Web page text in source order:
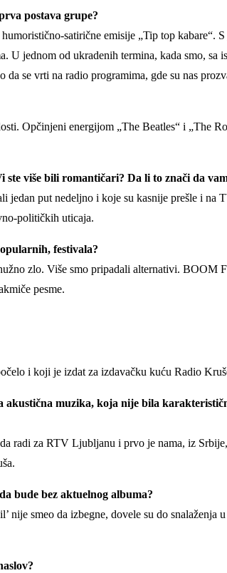
postava grupe?
satirične emisije „Tip top
jednom od ukradenih termina, kada smo,
se vrti na radio programima, gde su nas
Opčinjeni energijom „The Beatles“ i „The
više bili romantičari? Da li to znači da
jedan put nedeljno i koje su kasnije prešle i
političkih uticaja.
festivala?
zlo. Više smo pripadali alternativi.
pesme.
i koji je izdat za izdavačku kuću Radio
akustična muzika, koja nije bila
radi za RTV Ljubljanu i prvo je nama, iz
bude bez aktuelnog albuma?
smeo da izbegne, dovele su do